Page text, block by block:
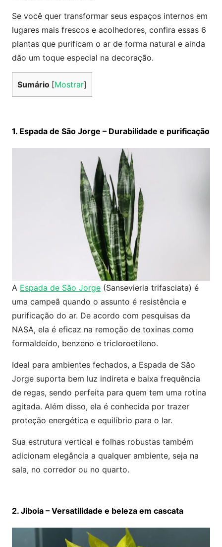
Se você quer transformar seus espaços internos em
lugares mais frescos e acolhedores, confira essas 6
plantas que purificam o ar de forma natural e ainda
dão um toque especial na decoração.
Sumário [Mostrar]
1. Espada de São Jorge – Durabilidade e purificação
A Espada de São Jorge (Sansevieria trifasciata) é
uma campeã quando o assunto é resistência e
purificação do ar. De acordo com pesquisas da
NASA, ela é eficaz na remoção de toxinas como
formaldeído, benzeno e tricloroetileno.
Ideal para ambientes fechados, a Espada de São
Jorge suporta bem luz indireta e baixa frequência
de regas, sendo perfeita para quem tem uma rotina
agitada. Além disso, ela é conhecida por trazer
proteção energética e equilíbrio para o lar.
Sua estrutura vertical e folhas robustas também
adicionam elegância a qualquer ambiente, seja na
sala, no corredor ou no quarto.
2. Jiboia – Versatilidade e beleza em cascata